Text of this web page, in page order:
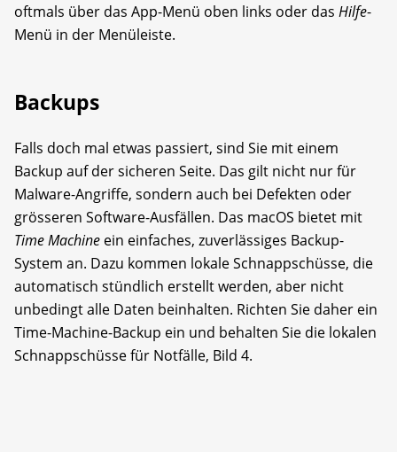
oftmals über das App-Menü oben links oder das Hilfe-
Menü in der Menüleiste.
Backups
Falls doch mal etwas passiert, sind Sie mit einem
Backup auf der sicheren Seite. Das gilt nicht nur für
Malware-Angriffe, sondern auch bei Defekten oder
grösseren Software-Ausfällen. Das macOS bietet mit
Time Machine ein einfaches, zuverlässiges Backup-
System an. Dazu kommen lokale Schnappschüsse, die
automatisch stündlich erstellt werden, aber nicht
unbedingt alle Daten beinhalten. Richten Sie daher ein
Time-Machine-Backup ein und behalten Sie die lokalen
Schnappschüsse für Notfälle, Bild 4.